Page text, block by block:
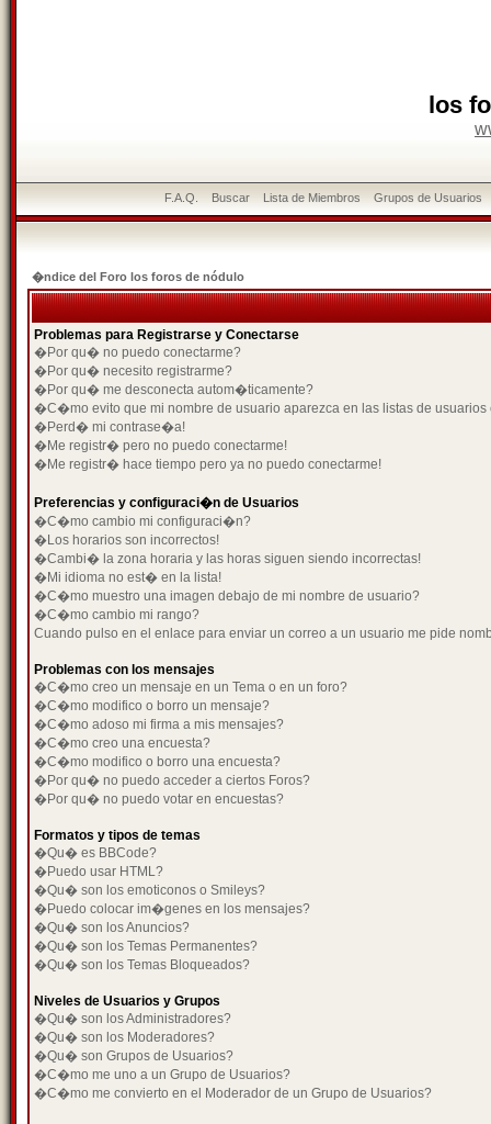
los
F.A.Q. Buscar Lista de Miembros Grupos de Usuarios
�ndice del Foro los foros de nódulo
Problemas para Registrarse y Conectarse
�Por qu� no puedo conectarme?
�Por qu� necesito registrarme?
�Por qu� me desconecta autom�ticamente?
�C�mo evito que mi nombre de usuario aparezca en las listas de usuarios
�Perd� mi contrase�a!
�Me registr� pero no puedo conectarme!
�Me registr� hace tiempo pero ya no puedo conectarme!
Preferencias y configuraci�n de Usuarios
�C�mo cambio mi configuraci�n?
�Los horarios son incorrectos!
�Cambi� la zona horaria y las horas siguen siendo incorrectas!
�Mi idioma no est� en la lista!
�C�mo muestro una imagen debajo de mi nombre de usuario?
�C�mo cambio mi rango?
Cuando pulso en el enlace para enviar un correo a un usuario me pide
Problemas con los mensajes
�C�mo creo un mensaje en un Tema o en un foro?
�C�mo modifico o borro un mensaje?
�C�mo adoso mi firma a mis mensajes?
�C�mo creo una encuesta?
�C�mo modifico o borro una encuesta?
�Por qu� no puedo acceder a ciertos Foros?
�Por qu� no puedo votar en encuestas?
Formatos y tipos de temas
�Qu� es BBCode?
�Puedo usar HTML?
�Qu� son los emoticonos o Smileys?
�Puedo colocar im�genes en los mensajes?
�Qu� son los Anuncios?
�Qu� son los Temas Permanentes?
�Qu� son los Temas Bloqueados?
Niveles de Usuarios y Grupos
�Qu� son los Administradores?
�Qu� son los Moderadores?
�Qu� son Grupos de Usuarios?
�C�mo me uno a un Grupo de Usuarios?
�C�mo me convierto en el Moderador de un Grupo de Usuarios?